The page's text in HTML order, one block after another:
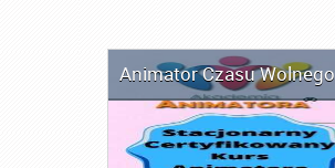
Animator Czasu Wolnego